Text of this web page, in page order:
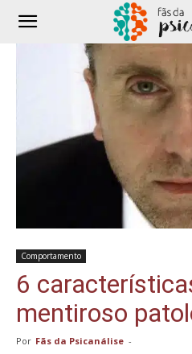
Comportamento
6
mentiroso
Por Fãs da Psicanálise -